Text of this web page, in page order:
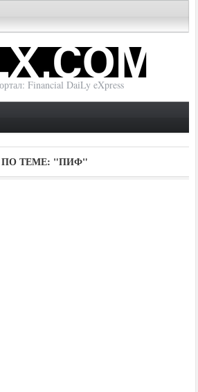
Financial DaiLy eXpress
ТЕМЕ: "ПИФ"